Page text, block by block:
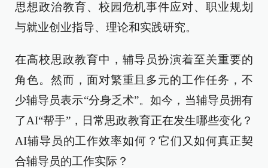
思想政治教育、校园危机事件应对、职业规划
与就业创业指导、理论和实践研究。
在高校思政教育中，辅导员扮演着至关重要的
角色。然而，面对繁重且多元的工作任务，不
少辅导员表示“分身乏术”。如今，当辅导员拥有
了AI“帮手”，日常思政教育正在发生哪些变化？
AI辅导员的工作效率如何？它们又如何真正契
合辅导员的工作实际？